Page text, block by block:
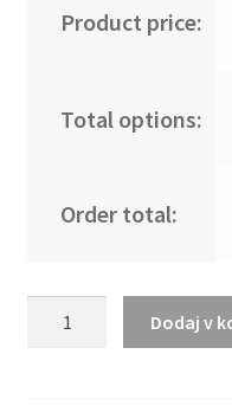
Product price:
Total options:
Order total:
Dodaj v